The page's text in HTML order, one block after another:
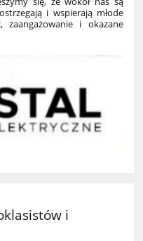
i wspierają młode
zaangażowanie i okazane
i